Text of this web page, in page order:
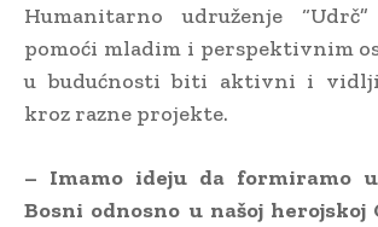
Humanitarno udruženje
pomoći mladim i perspektivnim
u budućnosti biti aktivni i
kroz razne projekte.
– Imamo ideju da formiramo
Bosni odnosno u našoj herojskoj